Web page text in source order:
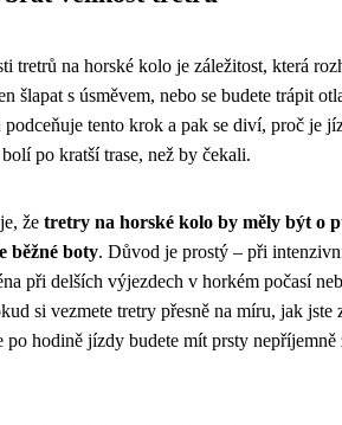
tretrů na horské kolo je záležitost, která
šlapat s úsměvem, nebo se budete trápit
tento krok a pak se diví, proč je
po kratší trase, než by čekali.
že tretry na horské kolo by měly být o
běžné boty. Důvod je prostý – při
při delších výjezdech v horkém počasí
si vezmete tretry přesně na míru, jak
po hodině jízdy budete mít prsty nepříjemně